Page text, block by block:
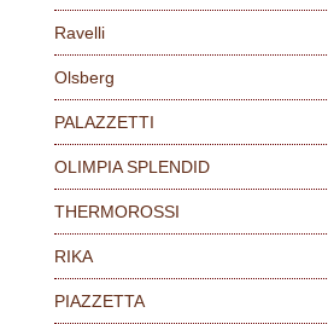
Ravelli
Olsberg
PALAZZETTI
OLIMPIA SPLENDID
THERMOROSSI
RIKA
PIAZZETTA